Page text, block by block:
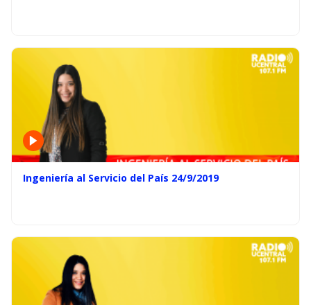
Ingeniería al Servicio del País 24/9/2019